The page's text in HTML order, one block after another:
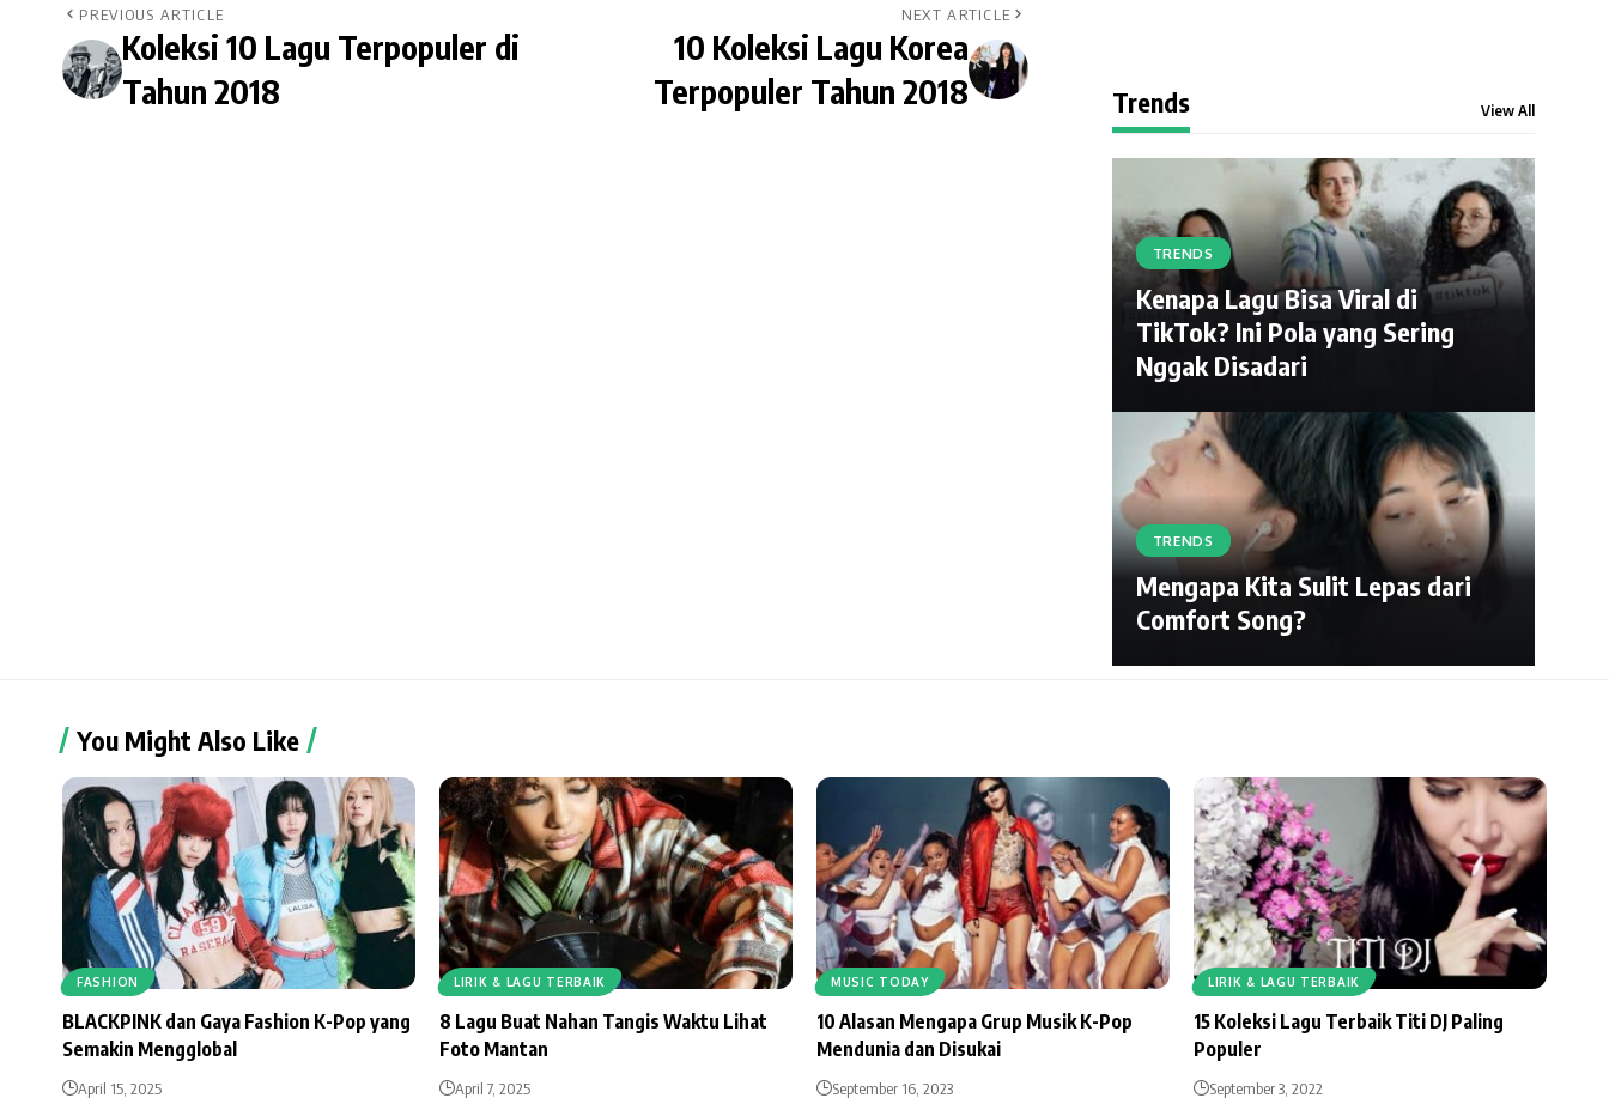
PREVIOUS ARTICLE
Koleksi 10 Lagu Terpopuler di
Tahun 2018
NEXT ARTICLE
10 Koleksi Lagu Korea
Terpopuler Tahun 2018
Trends View All
TRENDS
Kenapa Lagu Bisa Viral di
TikTok? Ini Pola yang Sering
Nggak Disadari
TRENDS
Mengapa Kita Sulit Lepas dari
Comfort Song?
You Might Also Like
FASHION
BLACKPINK dan Gaya Fashion K-Pop yang
Semakin Mengglobal
April 15, 2025
LIRIK & LAGU TERBAIK
8 Lagu Buat Nahan Tangis Waktu Lihat
Foto Mantan
April 7, 2025
MUSIC TODAY
10 Alasan Mengapa Grup Musik K-Pop
Mendunia dan Disukai
September 16, 2023
LIRIK & LAGU TERBAIK
15 Koleksi Lagu Terbaik Titi DJ Paling
Populer
September 3, 2022